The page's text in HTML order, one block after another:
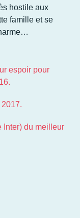
hostile aux
famille et se
espoir pour
Inter) du meilleur